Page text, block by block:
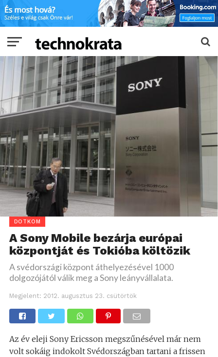
DOTKOM
A Sony Mobile bezárja európai
központját és Tokióba költözik
A svédországi központ áthelyezésével 1000
dolgozójától válik meg a Sony leányvállalata.
Megjelent: 2012. augusztus 23. csütörtök
Az év eleji Sony Ericsson megszűnésével már nem
volt sokáig indokolt Svédországban tartani a frissen